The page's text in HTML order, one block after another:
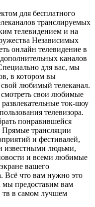
для бесплатного
транслируемых
телевидением и на
Независимых
онлайн телевидение в
каналов
для вас, мы
в котором вы
любимый телеканал.
свои любимые
ток-шоу
телевизора.
понравившейся
Прямые трансляции
и фестивалей,
известными людьми,
и всеми любимые
вашего
Всё что вам нужно это
мы предоставим вам
тв в самом лучшем